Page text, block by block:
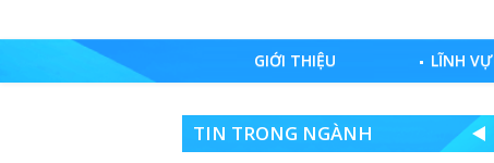
GIỚI THIỆU LĨNH
TIN TRONG NGÀNH